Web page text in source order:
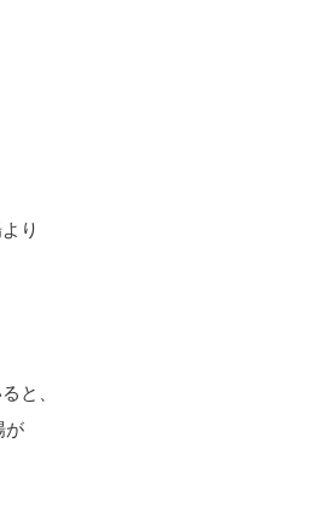
り
と、
が